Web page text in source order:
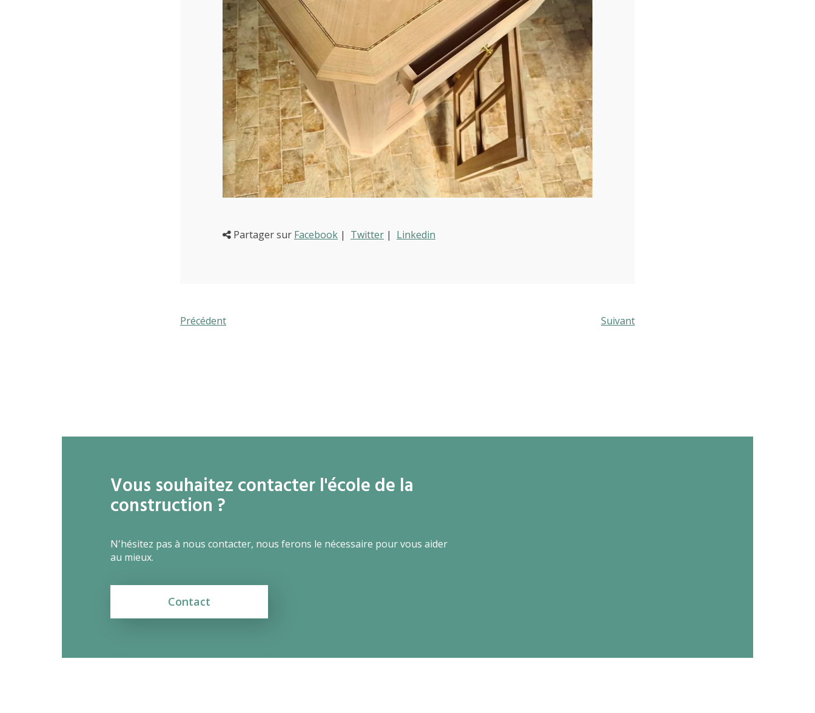
Partager sur Facebook | Twitter | Linkedin
Précédent Suivant
Vous souhaitez contacter l'école de la
construction ?
N'hésitez pas à nous contacter, nous ferons le nécessaire pour vous aider
au mieux.
Contact